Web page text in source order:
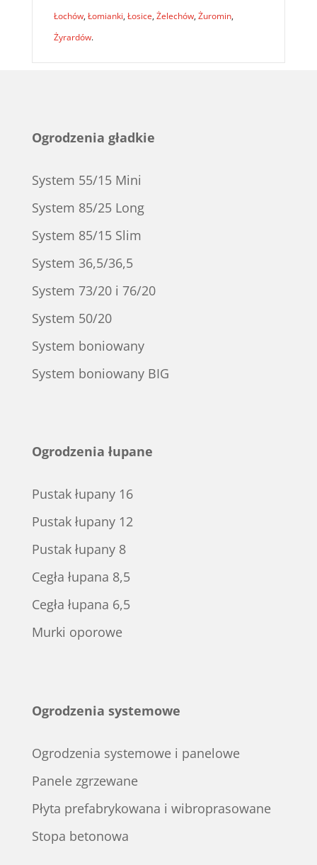
Łochów, Łomianki, Łosice, Żelechów, Żuromin,
Żyrardów.
Ogrodzenia gładkie
System 55/15 Mini
System 85/25 Long
System 85/15 Slim
System 36,5/36,5
System 73/20 i 76/20
System 50/20
System boniowany
System boniowany BIG
Ogrodzenia łupane
Pustak łupany 16
Pustak łupany 12
Pustak łupany 8
Cegła łupana 8,5
Cegła łupana 6,5
Murki oporowe
Ogrodzenia systemowe
Ogrodzenia systemowe i panelowe
Panele zgrzewane
Płyta prefabrykowana i wibroprasowane
Stopa betonowa